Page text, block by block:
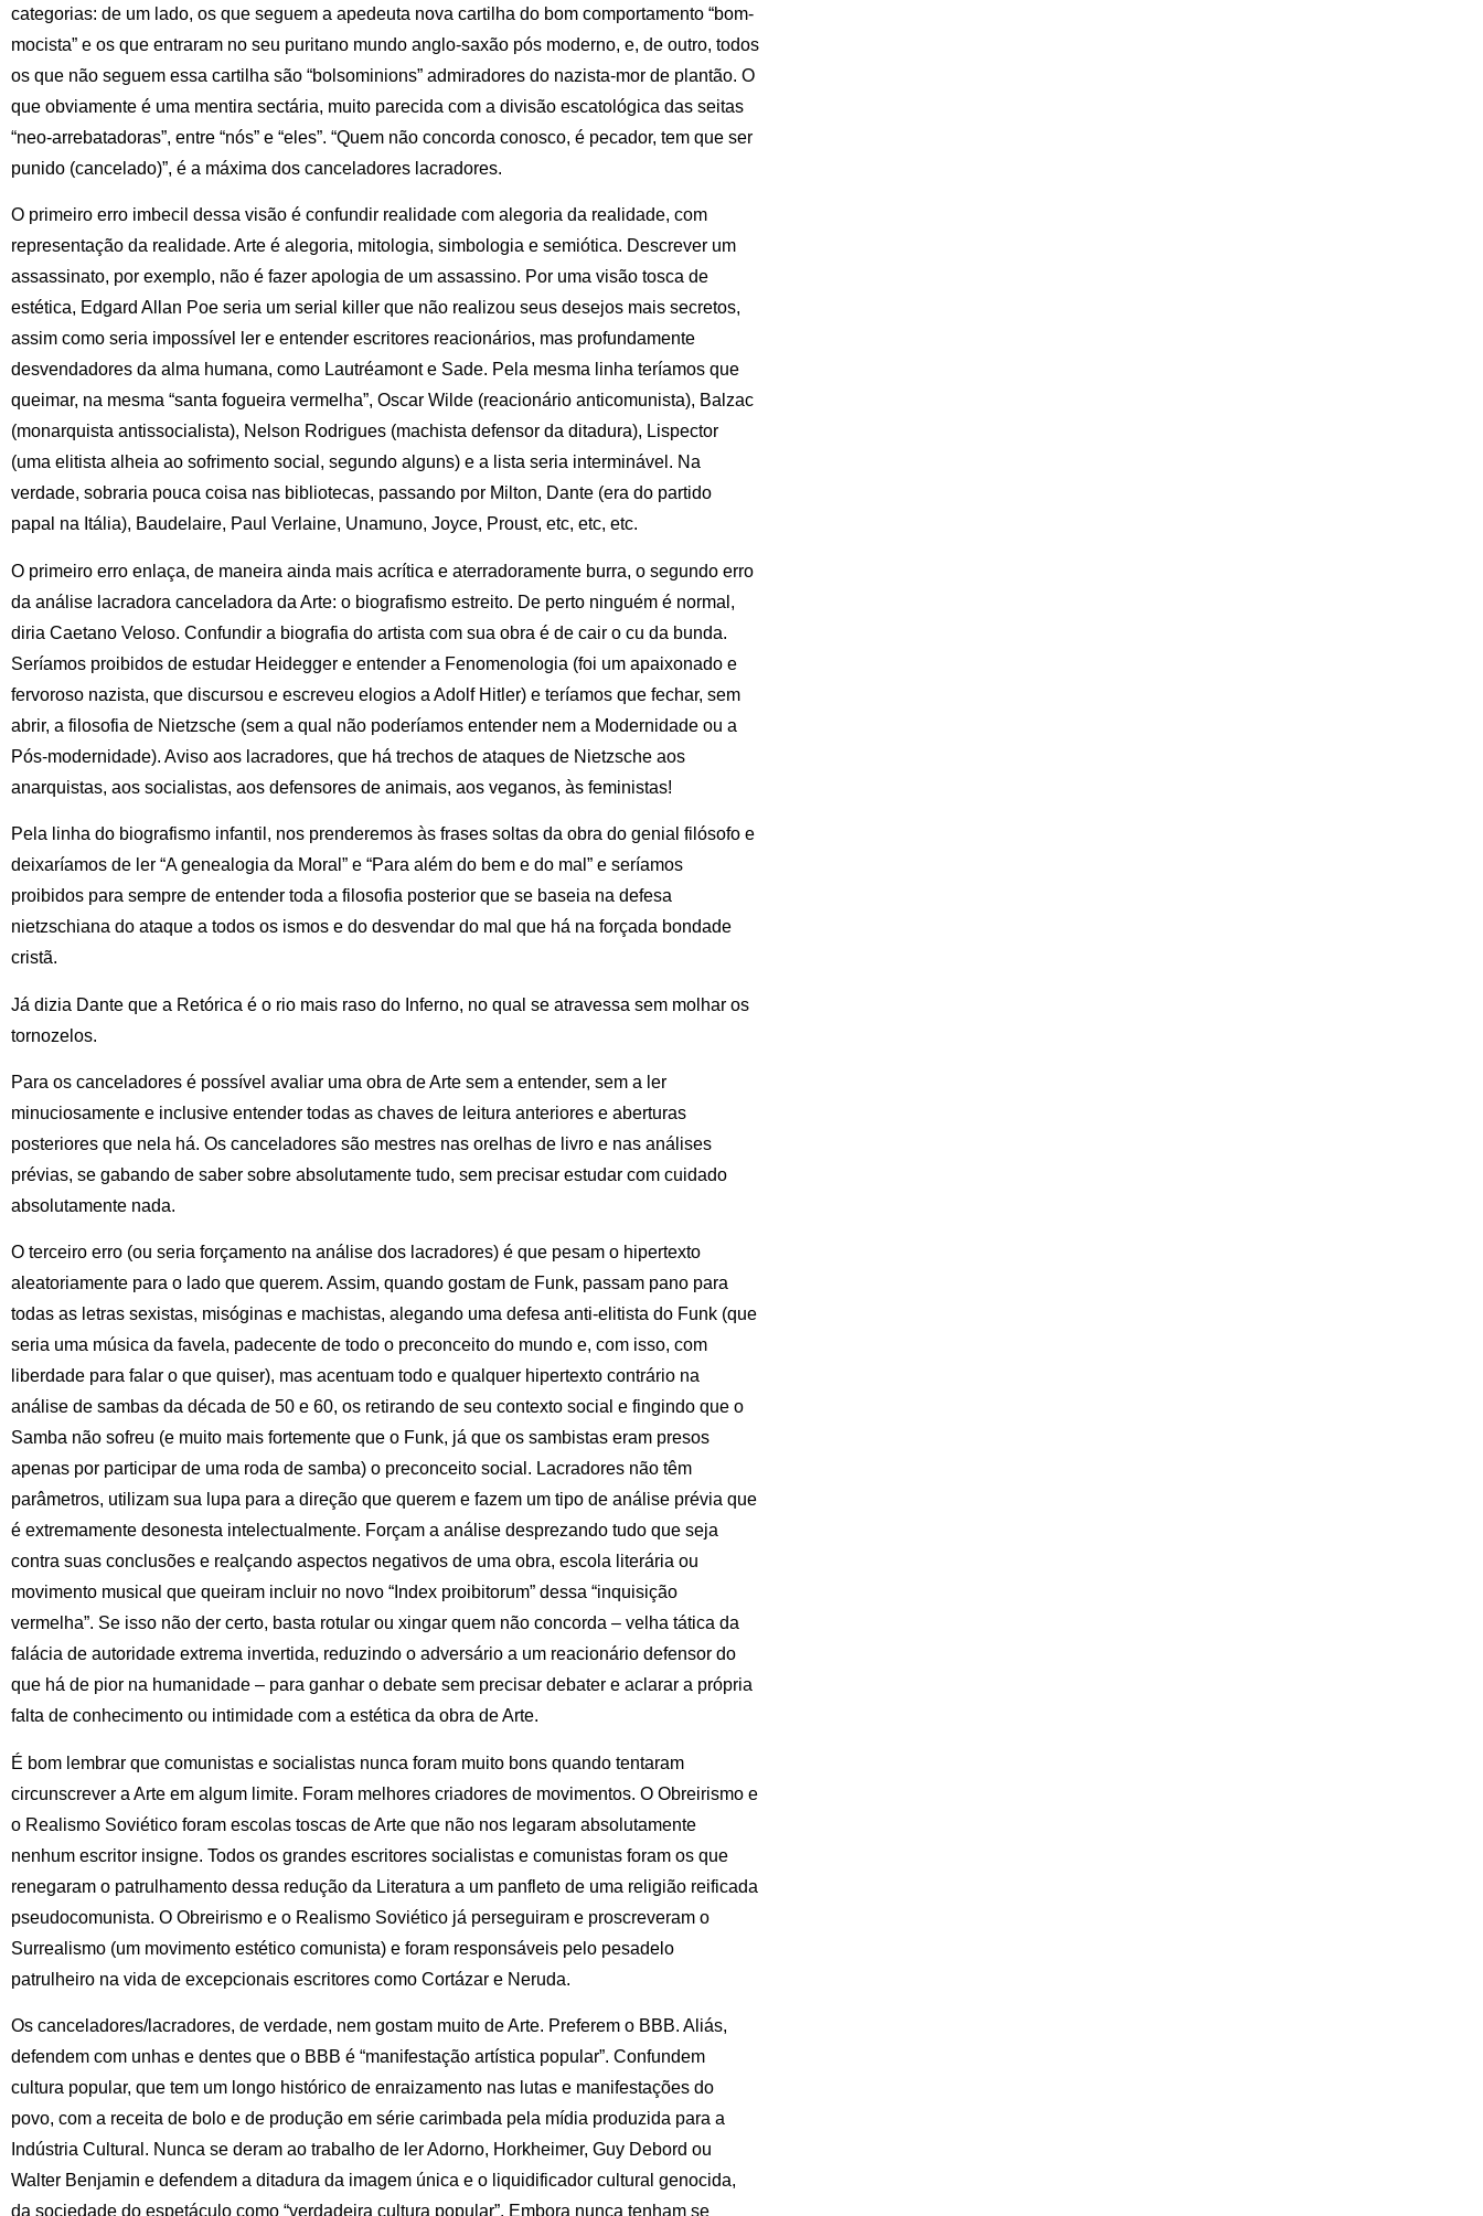
categorias: de um lado, os que seguem a apedeuta nova cartilha do bom comportamento “bom-
mocista” e os que entraram no seu puritano mundo anglo-saxão pós moderno, e, de outro, todos
os que não seguem essa cartilha são “bolsominions” admiradores do nazista-mor de plantão. O
que obviamente é uma mentira sectária, muito parecida com a divisão escatológica das seitas
“neo-arrebatadoras”, entre “nós” e “eles”. “Quem não concorda conosco, é pecador, tem que ser
punido (cancelado)”, é a máxima dos canceladores lacradores.
O primeiro erro imbecil dessa visão é confundir realidade com alegoria da realidade, com
representação da realidade. Arte é alegoria, mitologia, simbologia e semiótica. Descrever um
assassinato, por exemplo, não é fazer apologia de um assassino. Por uma visão tosca de
estética, Edgard Allan Poe seria um serial killer que não realizou seus desejos mais secretos,
assim como seria impossível ler e entender escritores reacionários, mas profundamente
desvendadores da alma humana, como Lautréamont e Sade. Pela mesma linha teríamos que
queimar, na mesma “santa fogueira vermelha”, Oscar Wilde (reacionário anticomunista), Balzac
(monarquista antissocialista), Nelson Rodrigues (machista defensor da ditadura), Lispector
(uma elitista alheia ao sofrimento social, segundo alguns) e a lista seria interminável. Na
verdade, sobraria pouca coisa nas bibliotecas, passando por Milton, Dante (era do partido
papal na Itália), Baudelaire, Paul Verlaine, Unamuno, Joyce, Proust, etc, etc, etc.
O primeiro erro enlaça, de maneira ainda mais acrítica e aterradoramente burra, o segundo erro
da análise lacradora canceladora da Arte: o biografismo estreito. De perto ninguém é normal,
diria Caetano Veloso. Confundir a biografia do artista com sua obra é de cair o cu da bunda.
Seríamos proibidos de estudar Heidegger e entender a Fenomenologia (foi um apaixonado e
fervoroso nazista, que discursou e escreveu elogios a Adolf Hitler) e teríamos que fechar, sem
abrir, a filosofia de Nietzsche (sem a qual não poderíamos entender nem a Modernidade ou a
Pós-modernidade). Aviso aos lacradores, que há trechos de ataques de Nietzsche aos
anarquistas, aos socialistas, aos defensores de animais, aos veganos, às feministas!
Pela linha do biografismo infantil, nos prenderemos às frases soltas da obra do genial filósofo e
deixaríamos de ler “A genealogia da Moral” e “Para além do bem e do mal” e seríamos
proibidos para sempre de entender toda a filosofia posterior que se baseia na defesa
nietzschiana do ataque a todos os ismos e do desvendar do mal que há na forçada bondade
cristã.
Já dizia Dante que a Retórica é o rio mais raso do Inferno, no qual se atravessa sem molhar os
tornozelos.
Para os canceladores é possível avaliar uma obra de Arte sem a entender, sem a ler
minuciosamente e inclusive entender todas as chaves de leitura anteriores e aberturas
posteriores que nela há. Os canceladores são mestres nas orelhas de livro e nas análises
prévias, se gabando de saber sobre absolutamente tudo, sem precisar estudar com cuidado
absolutamente nada.
O terceiro erro (ou seria forçamento na análise dos lacradores) é que pesam o hipertexto
aleatoriamente para o lado que querem. Assim, quando gostam de Funk, passam pano para
todas as letras sexistas, misóginas e machistas, alegando uma defesa anti-elitista do Funk (que
seria uma música da favela, padecente de todo o preconceito do mundo e, com isso, com
liberdade para falar o que quiser), mas acentuam todo e qualquer hipertexto contrário na
análise de sambas da década de 50 e 60, os retirando de seu contexto social e fingindo que o
Samba não sofreu (e muito mais fortemente que o Funk, já que os sambistas eram presos
apenas por participar de uma roda de samba) o preconceito social. Lacradores não têm
parâmetros, utilizam sua lupa para a direção que querem e fazem um tipo de análise prévia que
é extremamente desonesta intelectualmente. Forçam a análise desprezando tudo que seja
contra suas conclusões e realçando aspectos negativos de uma obra, escola literária ou
movimento musical que queiram incluir no novo “Index proibitorum” dessa “inquisição
vermelha”. Se isso não der certo, basta rotular ou xingar quem não concorda – velha tática da
falácia de autoridade extrema invertida, reduzindo o adversário a um reacionário defensor do
que há de pior na humanidade – para ganhar o debate sem precisar debater e aclarar a própria
falta de conhecimento ou intimidade com a estética da obra de Arte.
É bom lembrar que comunistas e socialistas nunca foram muito bons quando tentaram
circunscrever a Arte em algum limite. Foram melhores criadores de movimentos. O Obreirismo e
o Realismo Soviético foram escolas toscas de Arte que não nos legaram absolutamente
nenhum escritor insigne. Todos os grandes escritores socialistas e comunistas foram os que
renegaram o patrulhamento dessa redução da Literatura a um panfleto de uma religião reificada
pseudocomunista. O Obreirismo e o Realismo Soviético já perseguiram e proscreveram o
Surrealismo (um movimento estético comunista) e foram responsáveis pelo pesadelo
patrulheiro na vida de excepcionais escritores como Cortázar e Neruda.
Os canceladores/lacradores, de verdade, nem gostam muito de Arte. Preferem o BBB. Aliás,
defendem com unhas e dentes que o BBB é “manifestação artística popular”. Confundem
cultura popular, que tem um longo histórico de enraizamento nas lutas e manifestações do
povo, com a receita de bolo e de produção em série carimbada pela mídia produzida para a
Indústria Cultural. Nunca se deram ao trabalho de ler Adorno, Horkheimer, Guy Debord ou
Walter Benjamin e defendem a ditadura da imagem única e o liquidificador cultural genocida,
da sociedade do espetáculo como “verdadeira cultura popular”. Embora nunca tenham se